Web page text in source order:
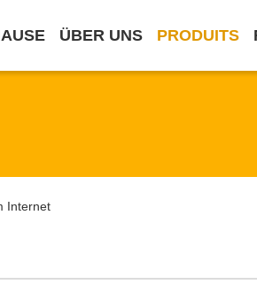
ÜBER UNS PRODUITS
Internet